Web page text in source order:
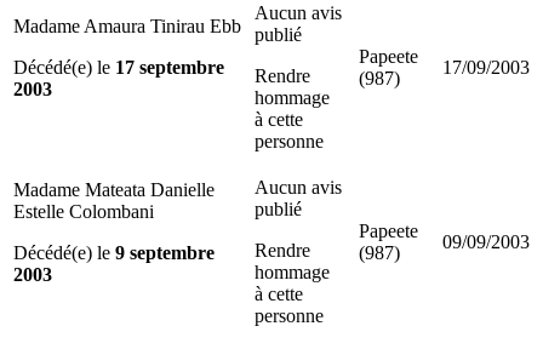
Madame Amaura Tinirau Ebb
Décédé(e) le 17 septembre
2003
Aucun avis
publié
Rendre
hommage
à cette
personne
Papeete
(987)
17/09/2003
Madame Mateata Danielle
Estelle Colombani
Décédé(e) le 9 septembre
2003
Aucun avis
publié
Rendre
hommage
à cette
personne
Papeete
(987)
09/09/2003